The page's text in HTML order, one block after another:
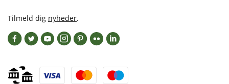
Tilmeld dig nyheder.